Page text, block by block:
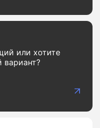
или хотите
вариант?